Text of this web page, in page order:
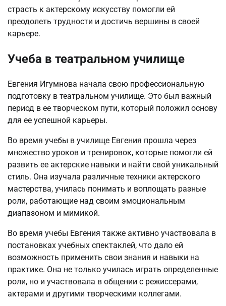
страсть к актерскому искусству помогли ей
преодолеть трудности и достичь вершины в своей
карьере.
Учеба в театральном училище
Евгения Игумнова начала свою профессиональную
подготовку в театральном училище. Это был важный
период в ее творческом пути, который положил основу
для ее успешной карьеры.
Во время учебы в училище Евгения прошла через
множество уроков и тренировок, которые помогли ей
развить ее актерские навыки и найти свой уникальный
стиль. Она изучала различные техники актерского
мастерства, училась понимать и воплощать разные
роли, работающие над своим эмоциональным
диапазоном и мимикой.
Во время учебы Евгения также активно участвовала в
постановках учебных спектаклей, что дало ей
возможность применить свои знания и навыки на
практике. Она не только училась играть определенные
роли, но и участвовала в общении с режиссерами,
актерами и другими творческими коллегами.